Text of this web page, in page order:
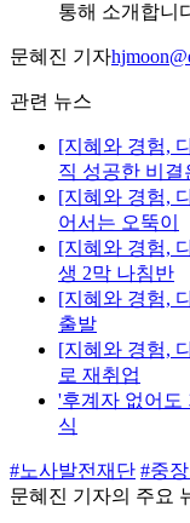
통해 소개합니
문혜진 기자
관련 뉴스
[지혜와 경험,
직 성공한 비결
[지혜와 경험,
어서는 오뚝이
[지혜와 경험,
생 2막 나침반
[지혜와 경험,
출발
[지혜와 경험,
로 재취업
'후계자 없어도
식
#노사발전재단 #중장
문혜진 기자의 주요